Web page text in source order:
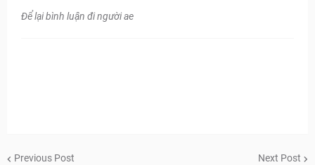
Để lại bình luận đi người ae
Previous Post Next Post